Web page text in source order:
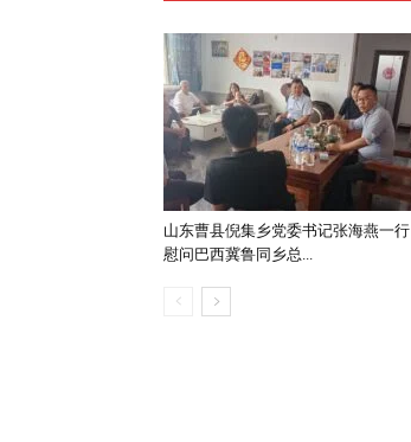
山东曹县倪集乡党委书记张海燕一行
慰问巴西冀鲁同乡总...